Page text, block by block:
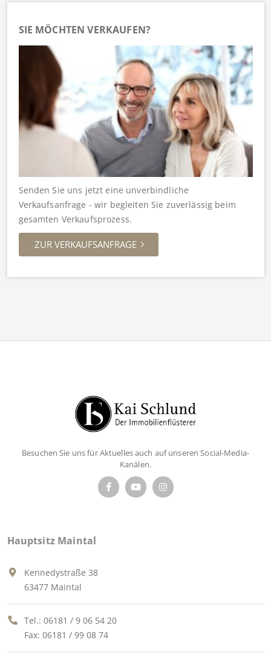
SIE MÖCHTEN VERKAUFEN?
Senden Sie uns jetzt eine unverbindliche
Verkaufsanfrage - wir begleiten Sie zuverlässig beim
gesamten Verkaufsprozess.
ZUR VERKAUFSANFRAGE
Besuchen Sie uns für Aktuelles auch auf unseren Social-Media-
Kanälen.
Hauptsitz Maintal
Kennedystraße 38
63477 Maintal
Tel.: 06181 / 9 06 54 20
Fax: 06181 / 99 08 74